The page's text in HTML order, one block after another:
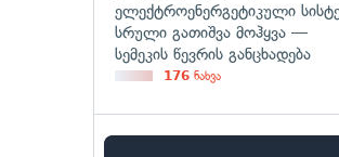
ელექტროენერგეტიკული
სრული გათიშვა მოჰყვა —
სემეკის წევრის განცხადება
176 ნახვა